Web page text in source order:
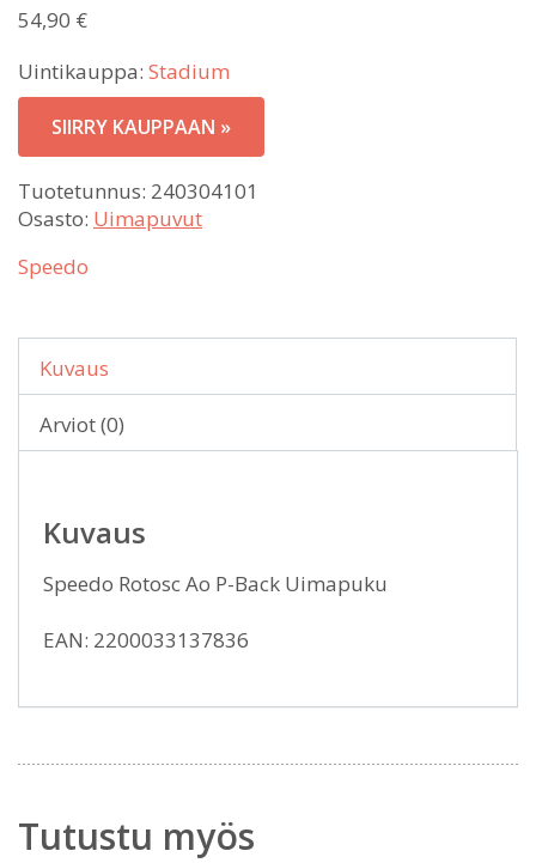
54,90 €
Uintikauppa: Stadium
SIIRRY KAUPPAAN »
Tuotetunnus: 240304101
Osasto: Uimapuvut
Speedo
Kuvaus
Arviot (0)
Kuvaus
Speedo Rotosc Ao P-Back Uimapuku
EAN: 2200033137836
Tutustu myös